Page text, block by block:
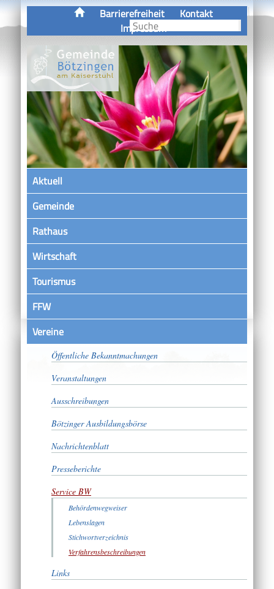
Barrierefreiheit
Kontakt
Impressum
Aktuell
Gemeinde
Rathaus
Wirtschaft
Tourismus
FFW
VereineSatzungen
Öffentliche Bekanntmachungen
Veranstaltungen
Ausschreibungen
Bötzinger Ausbildungsbörse
Nachrichtenblatt
Presseberichte
Service BW
Behördenwegweiser
Lebenslagen
Stichwortverzeichnis
Verfahrensbeschreibungen
Links